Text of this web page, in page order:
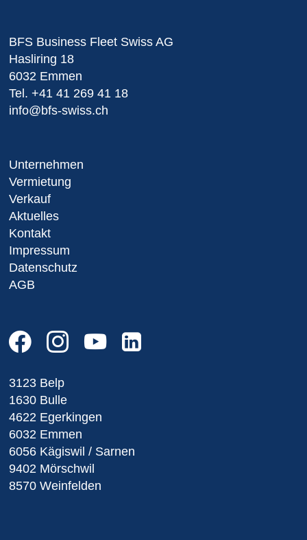
BFS Business Fleet Swiss AG
Hasliring 18
6032 Emmen
Tel. +41 41 269 41 18
info@bfs-swiss.ch
Unternehmen
Vermietung
Verkauf
Aktuelles
Kontakt
Impressum
Datenschutz
AGB
3123 Belp
1630 Bulle
4622 Egerkingen
6032 Emmen
6056 Kägiswil / Sarnen
9402 Mörschwil
8570 Weinfelden